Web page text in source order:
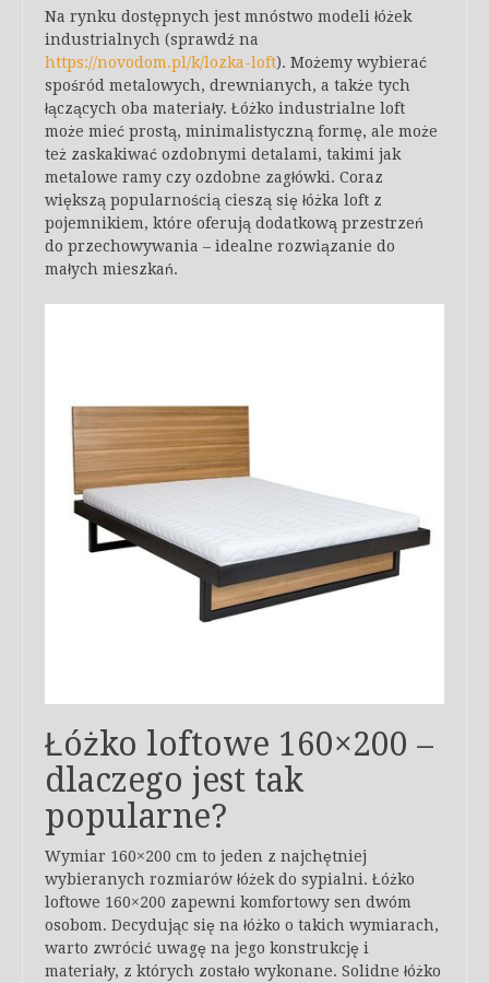
Na rynku dostępnych jest mnóstwo modeli łóżek
industrialnych (sprawdź na
https://novodom.pl/k/lozka-loft). Możemy wybierać
spośród metalowych, drewnianych, a także tych
łączących oba materiały. Łóżko industrialne loft
może mieć prostą, minimalistyczną formę, ale może
też zaskakiwać ozdobnymi detalami, takimi jak
metalowe ramy czy ozdobne zagłówki. Coraz
większą popularnością cieszą się łóżka loft z
pojemnikiem, które oferują dodatkową przestrzeń
do przechowywania – idealne rozwiązanie do
małych mieszkań.
Łóżko loftowe 160×200 –
dlaczego jest tak
popularne?
Wymiar 160×200 cm to jeden z najchętniej
wybieranych rozmiarów łóżek do sypialni. Łóżko
loftowe 160×200 zapewni komfortowy sen dwóm
osobom. Decydując się na łóżko o takich wymiarach,
warto zwrócić uwagę na jego konstrukcję i
materiały, z których zostało wykonane. Solidne łóżko